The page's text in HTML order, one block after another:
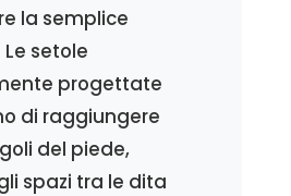
la semplice
setole
progettate
di raggiungere
del piede,
spazi tra le dita